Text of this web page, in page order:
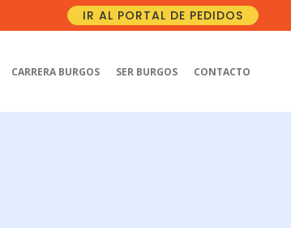
IR AL PORTAL DE PEDIDOS
CARRERA BURGOS SER BURGOS CONTACTO